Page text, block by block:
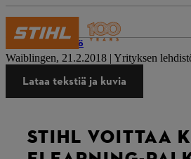
Lehdistö
Waiblingen, 21.2.2018 | Yrityksen
Lataa tekstiä ja kuvia
STIHL VOITTAA